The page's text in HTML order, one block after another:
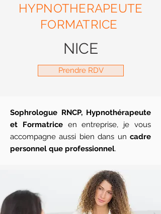
HYPNOTHERAPEUTE
FORMATRICE
NICE
Prendre RDV
Sophrologue RNCP, Hypnothérapeute
et Formatrice en entreprise, je vous
accompagne aussi bien dans un cadre
personnel que professionnel.